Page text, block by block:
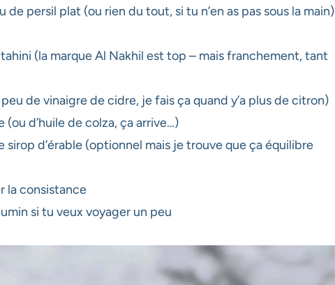
persil plat (ou rien du tout, si tu n’en as pas sous la main)
(la marque Al Nakhil est top – mais franchement, tant
de vinaigre de cidre, je fais ça quand y’a plus de citron)
(ou d’huile de colza, ça arrive…)
sirop d’érable (optionnel mais je trouve que ça équilibre
la consistance
si tu veux voyager un peu